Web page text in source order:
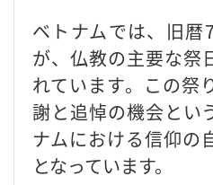
ベトナムでは、旧暦
が、仏教の主要な祭
れています。この祭
謝と追悼の機会とい
ナムにおける信仰の
となっています。